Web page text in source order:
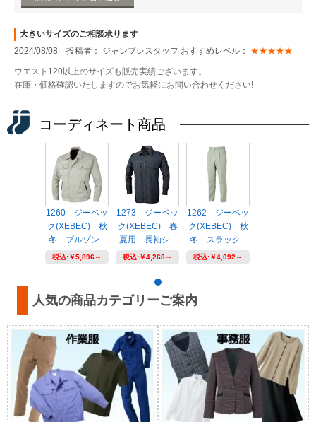
大きいサイズのご相談承ります
2024/08/08 投稿者： ジャンブレスタッフ おすすめレベル：
★★★★★
ウエスト120以上のサイズも販売実績ございます。
在庫・価格確認いたしますのでお気軽にお問い合わせください!
コーディネート商品
1260 ジーベッ
ク(XEBEC) 秋
冬 ブルゾン...
税込:￥5,896～
1273 ジーベッ
ク(XEBEC) 春
夏用 長袖シ...
税込:￥4,268～
1262 ジーベッ
ク(XEBEC) 秋
冬 スラック...
税込:￥4,092～
人気の商品カテゴリーご案内